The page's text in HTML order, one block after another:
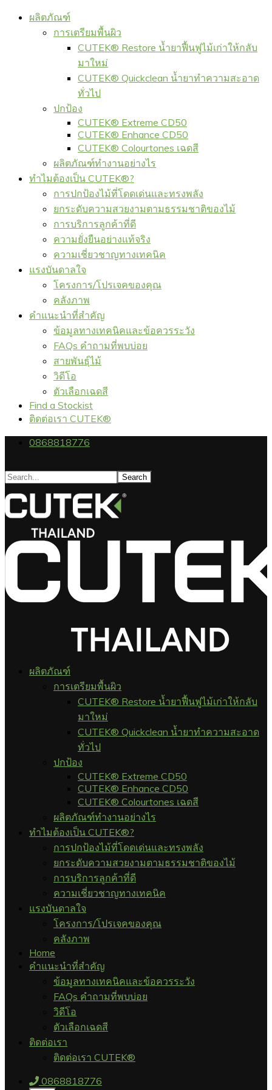
ผลิตภัณฑ์
การเตรียมพื้นผิว
CUTEK® Restore น้ำยาฟื้นฟูไม้เก่าให้กลับ
มาใหม่
CUTEK® Quickclean น้ำยาทำความสะอาด
ทั่วไป
ปกป้อง
CUTEK® Extreme CD50
CUTEK® Enhance CD50
CUTEK® Colourtones เฉดสี
ผลิตภัณฑ์ทำงานอย่างไร
ทำไมต้องเป็น CUTEK®?
การปกป้องไม้ที่โดดเด่นและทรงพลัง
ยกระดับความสวยงามตามธรรมชาติของไม้
การบริการลูกค้าที่ดี
ความยั่งยืนอย่างแท้จริง
ความเชี่ยวชาญทางเทคนิค
แรงบันดาลใจ
โครงการ/โปรเจคของคุณ
คลังภาพ
คำแนะนำที่สำคัญ
ข้อมูลทางเทคนิคและข้อควรระวัง
FAQs คำถามที่พบบ่อย
สายพันธุ์ไม้
วิดีโอ
ตัวเลือกเฉดสี
Find a Stockist
ติดต่อเรา CUTEK®
0868818776
ผลิตภัณฑ์
การเตรียมพื้นผิว
CUTEK® Restore น้ำยาฟื้นฟูไม้เก่าให้กลับ
มาใหม่
CUTEK® Quickclean น้ำยาทำความสะอาด
ทั่วไป
ปกป้อง
CUTEK® Extreme CD50
CUTEK® Enhance CD50
CUTEK® Colourtones เฉดสี
ผลิตภัณฑ์ทำงานอย่างไร
ทำไมต้องเป็น CUTEK®?
การปกป้องไม้ที่โดดเด่นและทรงพลัง
ยกระดับความสวยงามตามธรรมชาติของไม้
การบริการลูกค้าที่ดี
ความเชี่ยวชาญทางเทคนิค
แรงบันดาลใจ
โครงการ/โปรเจคของคุณ
คลังภาพ
Home
คำแนะนำที่สำคัญ
ข้อมูลทางเทคนิคและข้อควรระวัง
FAQs คำถามที่พบบ่อย
วิดีโอ
ตัวเลือกเฉดสี
ติดต่อเรา
ติดต่อเรา CUTEK®
0868818776